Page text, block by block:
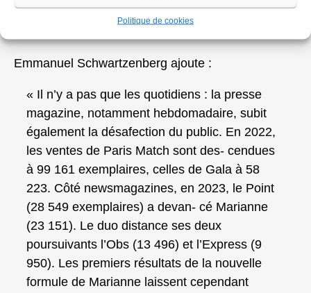
Politique de cookies
Emmanuel Schwartzenberg ajoute :
« Il n’y a pas que les quotidiens : la presse
magazine, notamment hebdomadaire, subit
également la désafection du public. En 2022,
les ventes de Paris Match sont des- cendues
à 99 161 exemplaires, celles de Gala à 58
223. Côté newsmagazines, en 2023, le Point
(28 549 exemplaires) a devan- cé Marianne
(23 151). Le duo distance ses deux
poursuivants l’Obs (13 496) et l’Express (9
950). Les premiers résultats de la nouvelle
formule de Marianne laissent cependant